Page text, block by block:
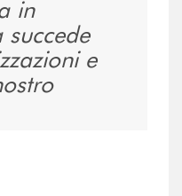
in
succede
e